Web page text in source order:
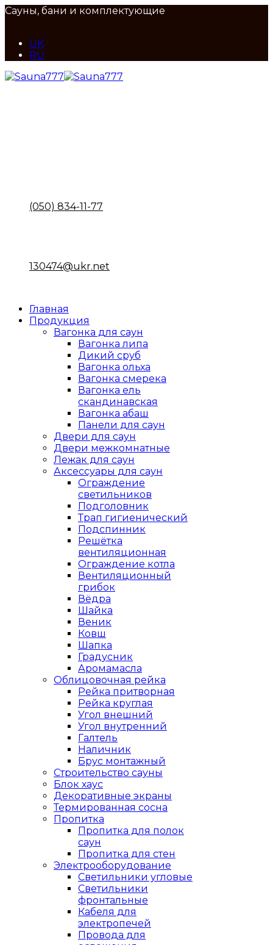
Сауны, бани и комплектующие
UK
RU
(050) 834-11-77
130474@ukr.net
Главная
Продукция
Вагонка для саун
Вагонка липа
Дикий сруб
Вагонка ольха
Вагонка смерека
Вагонка ель
скандинавская
Вагонка абаш
Панели для саун
Двери для саун
Двери межкомнатные
Лежак для саун
Аксессуары для саун
Ограждение
светильников
Подголовник
Трап гигиенический
Подспинник
Решётка
вентиляционная
Ограждение котла
Вентиляционный
грибок
Вёдра
Шайка
Веник
Ковш
Шапка
Градусник
Аромамасла
Облицовочная рейка
Рейка притворная
Рейка круглая
Угол внешний
Угол внутренний
Галтель
Наличник
Брус монтажный
Строительство сауны
Блок хаус
Декоративные экраны
Термированная сосна
Пропитка
Пропитка для полок
саун
Пропитка для стен
Электрооборудование
Светильники угловые
Светильники
фронтальные
Кабеля для
электропечей
Провода для